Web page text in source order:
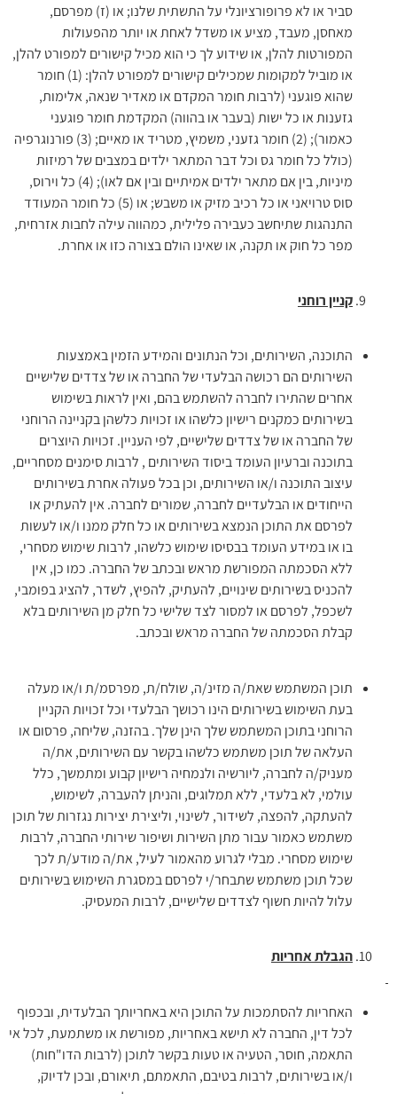
סביר או לא פרופורציונלי על התשתית שלנו; או (ז) מפרסם,
מאחסן, מעבד, מציע או משדל לאחת או יותר מהפעולות
המפורטות להלן, או שידוע לך כי הוא מכיל קישורים למפורט להלן,
או מוביל למקומות שמכילים קישורים למפורט להלן: (1) חומר
שהוא פוגעני (לרבות חומר המקדם או מאדיר שנאה, אלימות,
גזענות או כל ישות (בעבר או בהווה) המקדמת חומר פוגעני
כאמור); (2) חומר גזעני, משמיץ, מטריד או מאיים; (3) פורנוגרפיה
(כולל כל חומר גס וכל דבר המתאר ילדים במצבים של רמיזות
מיניות, בין אם מתאר ילדים אמיתיים ובין אם לאו); (4) כל וירוס,
סוס טרויאני או כל רכיב מזיק או משבש; או (5) כל חומר המעודד
התנהגות שתיחשב כעבירה פלילית, כמהווה עילה לחבות אזרחית,
מפר כל חוק או תקנה, או שאינו הולם בצורה כזו או אחרת.
קניין רוחני
התוכנה, השירותים, וכל הנתונים והמידע הזמין באמצעות
השירותים הם רכושה הבלעדי של החברה או של צדדים שלישיים
אחרים שהתירו לחברה להשתמש בהם, ואין לראות בשימוש
בשירותים כמקנים רישיון כלשהו או זכויות כלשהן בקניינה הרוחני
של החברה או של צדדים שלישיים, לפי העניין. זכויות היוצרים
בתוכנה וברעיון העומד ביסוד השירותים , לרבות סימנים מסחריים,
עיצוב התוכנה ו/או השירותים, וכן בכל פעולה אחרת בשירותים
הייחודים או הבלעדיים לחברה, שמורים לחברה. אין להעתיק או
לפרסם את התוכן הנמצא בשירותים או כל חלק ממנו ו/או לעשות
בו או במידע העומד בבסיסו שימוש כלשהו, לרבות שימוש מסחרי,
ללא הסכמתה המפורשת מראש ובכתב של החברה. כמו כן, אין
להכניס בשירותים שינויים, להעתיק, להפיץ, לשדר, להציג בפומבי,
לשכפל, לפרסם או למסור לצד שלישי כל חלק מן השירותים בלא
קבלת הסכמתה של החברה מראש ובכתב.
תוכן המשתמש שאת/ה מזינ/ה, שולח/ת, מפרסמ/ת ו/או מעלה
בעת השימוש בשירותים הינו רכושך הבלעדי וכל זכויות הקניין
הרוחני בתוכן המשתמש שלך הינן שלך. בהזנה, שליחה, פרסום או
העלאה של תוכן משתמש כלשהו בקשר עם השירותים, את/ה
מעניק/ה לחברה, ליורשיה ולנמחיה רישיון קבוע ומתמשך, כלל
עולמי, לא בלעדי, ללא תמלוגים, והניתן להעברה, לשימוש,
להעתקה, להפצה, לשידור, לשינוי, וליצירת יצירות נגזרות של תוכן
משתמש כאמור עבור מתן השירות ושיפור שירותי החברה, לרבות
שימוש מסחרי. מבלי לגרוע מהאמור לעיל, את/ה מודע/ת לכך
שכל תוכן משתמש שתבחר/י לפרסם במסגרת השימוש בשירותים
עלול להיות חשוף לצדדים שלישיים, לרבות המעסיק.
הגבלת אחריות
האחריות להסתמכות על התוכן היא באחריותך הבלעדית, ובכפוף
לכל דין, החברה לא תישא באחריות, מפורשת או משתמעת, לכל אי
התאמה, חוסר, הטעיה או טעות בקשר לתוכן (לרבות הדו"חות)
ו/או בשירותים, לרבות בטיבם, התאמתם, תיאורם, ובכן לדיוק,